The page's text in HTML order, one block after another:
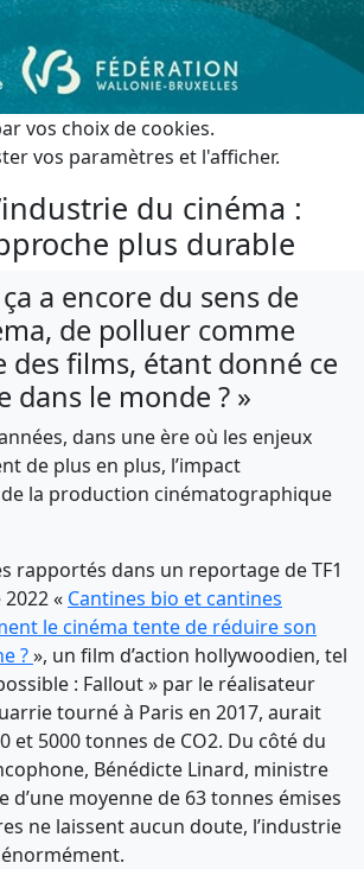
vos choix de cookies.
vos paramètres et l'afficher.
du cinéma :
plus durable
a encore du sens de
de polluer comme
des films, étant donné ce
dans le monde ? »
dans une ère où les enjeux
de plus en plus, l’impact
la production cinématographique
rapportés dans un reportage de TF1
« Cantines bio et cantines
le cinéma tente de réduire son
?», un film d’action hollywoodien, tel
: Fallout » par le réalisateur
tourné à Paris en 2017, aurait
et 5000 tonnes de CO2. Du côté du
Bénédicte Linard, ministre
d’une moyenne de 63 tonnes émises
ne laissent aucun doute, l’industrie